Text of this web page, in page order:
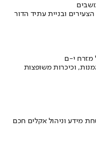
ובניית עתיד הדור
מזרח י-ם
וכיכרות משופצות
מידע וניהול אקלים חכם